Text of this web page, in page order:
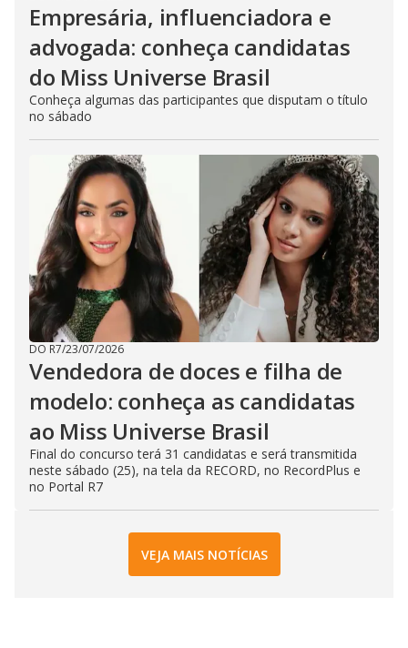
Empresária, influenciadora e
advogada: conheça candidatas
do Miss Universe Brasil
Conheça algumas das participantes que disputam o título
no sábado
DO R7/23/07/2026
Vendedora de doces e filha de
modelo: conheça as candidatas
ao Miss Universe Brasil
Final do concurso terá 31 candidatas e será transmitida
neste sábado (25), na tela da RECORD, no RecordPlus e
no Portal R7
VEJA MAIS NOTÍCIAS